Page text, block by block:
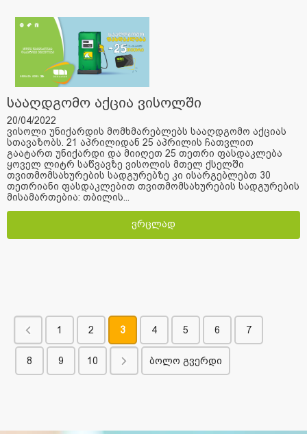
სააღდგომო აქცია ვისოლში
20/04/2022
ვისოლი უნიქარდის მომხმარებლებს სააღდგომო აქციას
სთავაზობს. 21 აპრილიდან 25 აპრილის ჩათვლით
გაატართ უნიქარდი და მიიღეთ 25 თეთრი ფასდაკლება
ყოველ ლიტრ საწვავზე ვისოლის მთელ ქსელში
თვითმომსახურების სადგურებზე კი ისარგებლებთ 30
თეთრიანი ფასდაკლებით თვითმომსახურების სადგურების
მისამართებია: თბილის...
ვრცლად
1 2 3 4 5 6 7
8 9 10 ბოლო გვერდი